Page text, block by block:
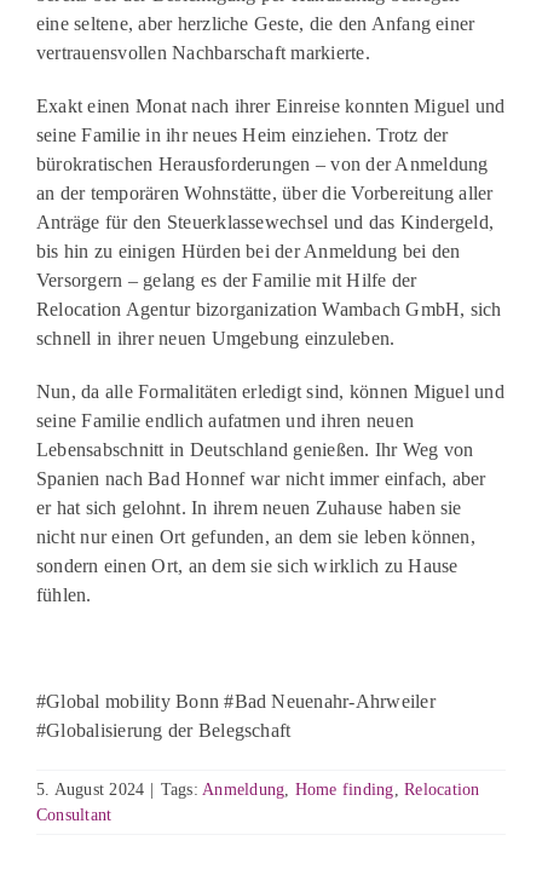
eine seltene, aber herzliche Geste, die den Anfang einer
vertrauensvollen Nachbarschaft markierte.
Exakt einen Monat nach ihrer Einreise konnten Miguel und
seine Familie in ihr neues Heim einziehen. Trotz der
bürokratischen Herausforderungen – von der Anmeldung
an der temporären Wohnstätte, über die Vorbereitung aller
Anträge für den Steuerklassewechsel und das Kindergeld,
bis hin zu einigen Hürden bei der Anmeldung bei den
Versorgern – gelang es der Familie mit Hilfe der
Relocation Agentur bizorganization Wambach GmbH, sich
schnell in ihrer neuen Umgebung einzuleben.
Nun, da alle Formalitäten erledigt sind, können Miguel und
seine Familie endlich aufatmen und ihren neuen
Lebensabschnitt in Deutschland genießen. Ihr Weg von
Spanien nach Bad Honnef war nicht immer einfach, aber
er hat sich gelohnt. In ihrem neuen Zuhause haben sie
nicht nur einen Ort gefunden, an dem sie leben können,
sondern einen Ort, an dem sie sich wirklich zu Hause
fühlen.
#Global mobility Bonn #Bad Neuenahr-Ahrweiler
#Globalisierung der Belegschaft
5. August 2024 Tags:Anmeldung, Home finding,Relocation
Consultant